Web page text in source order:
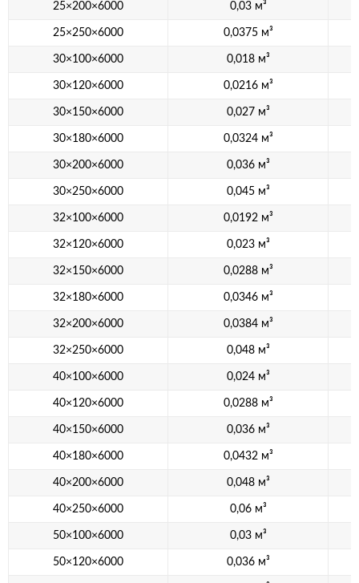
25×200×6000 0,03 м³
25×250×6000 0,0375 м³
30×100×6000 0,018 м³
30×120×6000 0,0216 м³
30×150×6000 0,027 м³
30×180×6000 0,0324 м³
30×200×6000 0,036 м³
30×250×6000 0,045 м³
32×100×6000 0,0192 м³
32×120×6000 0,023 м³
32×150×6000 0,0288 м³
32×180×6000 0,0346 м³
32×200×6000 0,0384 м³
32×250×6000 0,048 м³
40×100×6000 0,024 м³
40×120×6000 0,0288 м³
40×150×6000 0,036 м³
40×180×6000 0,0432 м³
40×200×6000 0,048 м³
40×250×6000 0,06 м³
50×100×6000 0,03 м³
50×120×6000 0,036 м³